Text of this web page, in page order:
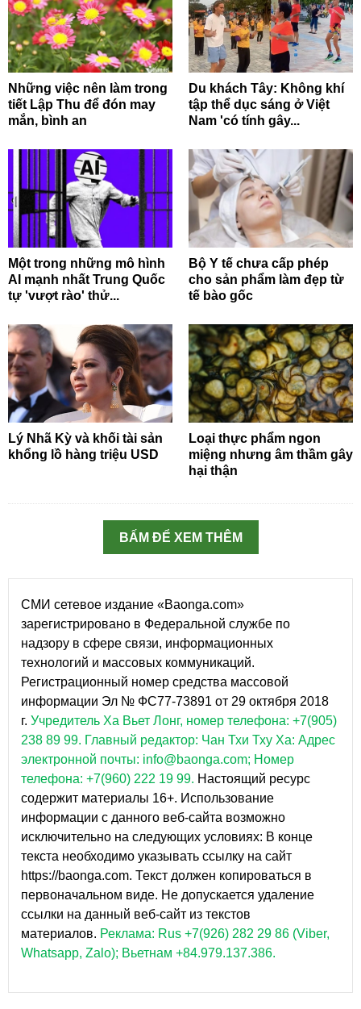
Những việc nên làm trong
tiết Lập Thu để đón may
mắn, bình an
Du khách Tây: Không khí
tập thể dục sáng ở Việt
Nam 'có tính gây...
Một trong những mô hình
AI mạnh nhất Trung Quốc
tự 'vượt rào' thử...
Bộ Y tế chưa cấp phép
cho sản phẩm làm đẹp từ
tế bào gốc
Lý Nhã Kỳ và khối tài sản
khổng lồ hàng triệu USD
Loại thực phẩm ngon
miệng nhưng âm thầm gây
hại thận
BẤM ĐỂ XEM THÊM
СМИ сетевое издание «Baonga.com»
зарегистрировано в Федеральной службе по
надзору в сфере связи, информационных
технологий и массовых коммуникаций.
Регистрационный номер средства массовой
информации Эл № ФС77-73891 от 29 октября 2018
г. Учредитель Ха Вьет Лонг, номер телефона: +7(905)
238 89 99. Главный редактор: Чан Тхи Тху Ха: Адрес
электронной почты: info@baonga.com; Номер
телефона: +7(960) 222 19 99. Настоящий ресурс
содержит материалы 16+. Использование
информации с данного веб-сайта возможно
исключительно на следующих условиях: В конце
текста необходимо указывать ссылку на сайт
https://baonga.com. Текст должен копироваться в
первоначальном виде. Не допускается удаление
ссылки на данный веб-сайт из текстов
материалов. Реклама: Rus +7(926) 282 29 86 (Viber,
Whatsapp, Zalo); Вьетнам +84.979.137.386.